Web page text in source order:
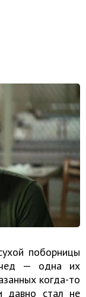
поборницы
— одна их
когда-то
давно стал не